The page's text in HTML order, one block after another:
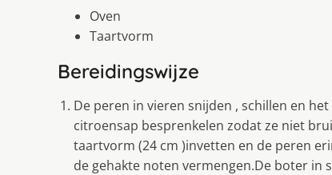
Oven
Taartvorm
Bereidingswijze
De peren in vieren snijden , schillen en
citroensap besprenkelen zodat ze niet
taartvorm (24 cm )invetten en de peren
de gehakte noten vermengen.De boter in